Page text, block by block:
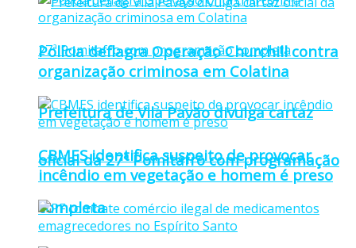
Prefeitura de Vila Pavão divulga cartaz
oficial da 27ª Pomitafro com programação
completa
Polícia deflagra Operação Churchill contra
organização criminosa em Colatina
CBMES identifica suspeito de provocar
incêndio em vegetação e homem é preso